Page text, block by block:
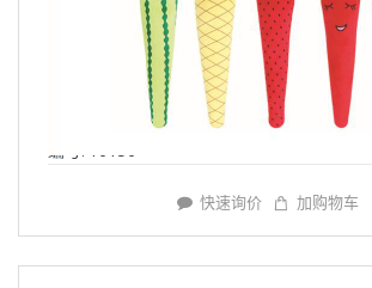
编号: Y6156
快速询价 加购物车